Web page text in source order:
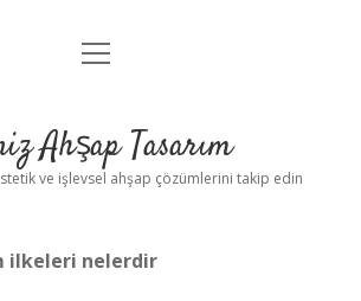
Anasayfa
Yasal Uyarı
menüyü
Ahşap Tasarım
ve işlevsel ahşap çözümlerini takip edin
ilkeleri nelerdir